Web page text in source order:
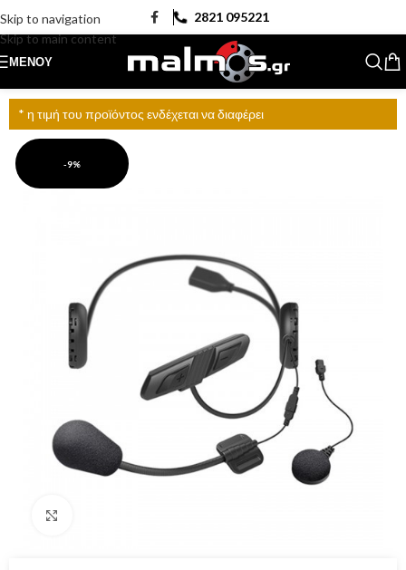
Skip to navigation
Skip to main content
2821 095221
ΜΕΝΟΎ
* η τιμή του προϊόντος ενδέχεται να διαφέρει
-9%